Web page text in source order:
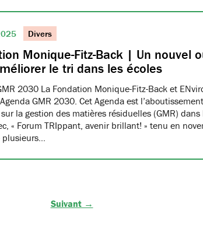
Divers
Monique-Fitz-Back | Un nouvel
le tri dans les écoles
2030 La Fondation Monique-Fitz-Back et
GMR 2030. Cet Agenda est
la gestion des matières résiduelles (GMR)
« Forum TRIppant, avenir brillant! » tenu en
plusieurs…
Suivant →